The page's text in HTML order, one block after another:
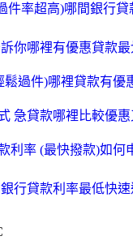
件率超高)哪間銀行
你哪裡有優惠貸款最
鬆過件)哪裡貸款有優
急貸款哪裡比較優
利率 (最快撥款)如何
行貸款利率最低快速